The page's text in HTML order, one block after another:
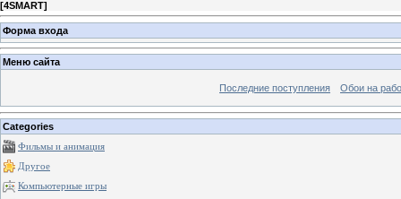
[4SMART]
Форма входа
Меню сайта
Последние поступления Обои на
Categories
Фильмы и анимация
Другое
Компьютерные игры